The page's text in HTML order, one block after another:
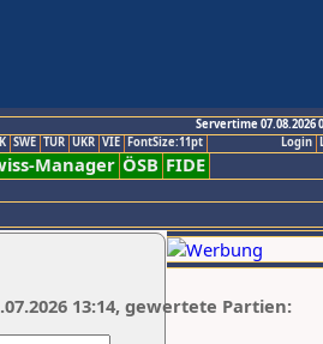
Servertime 07.08.2026
Login
SWE TUR UKR VIE FontSize:11pt
Manager ÖSB FIDE
13:14, gewertete Partien: